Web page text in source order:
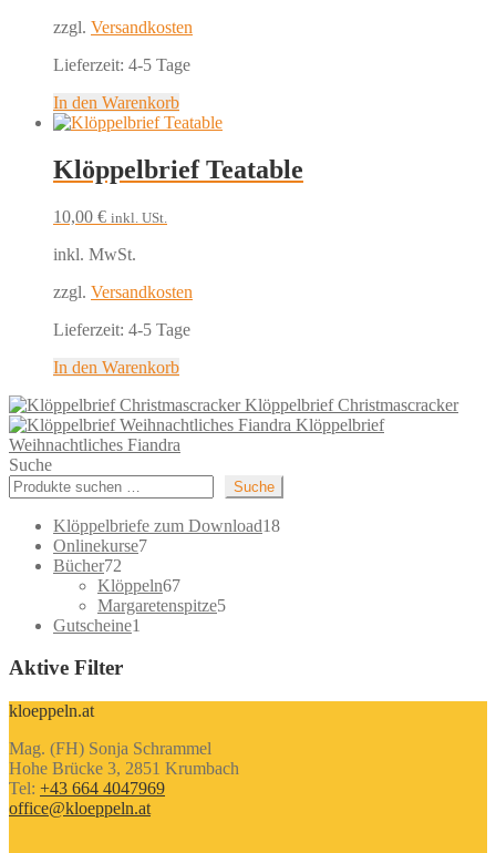
zzgl. Versandkosten
Lieferzeit: 4-5 Tage
In den Warenkorb
Klöppelbrief Teatable
10,00 € inkl. USt.
inkl. MwSt.
zzgl. Versandkosten
Lieferzeit: 4-5 Tage
In den Warenkorb
Klöppelbrief Christmascracker
Klöppelbrief
Weihnachtliches Fiandra
Suche
Suche
Klöppelbriefe zum Download1818
Onlinekurse77
Bücher72
Produkte
Klöppeln6767
Produkte
Margaretenspitze55
Gutscheine1
Aktive Filter
kloeppeln.at
Mag. (FH) Sonja Schrammel
Hohe Brücke 3, 2851 Krumbach
Tel: +43 664 4047969
office@kloeppeln.at